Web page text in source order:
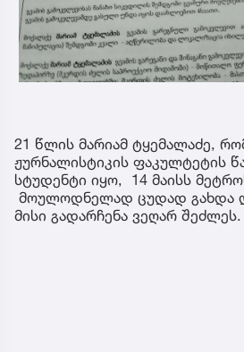
21 წლის მარიამ ტყემალაძე,
ჟურნალისტიკის ფაკულტეტის
სტუდენტი იყო, 14 მაისს
მოულოდნელად ცუდად გახდა
მისი გადარჩენა ვეღარ შეძლეს.